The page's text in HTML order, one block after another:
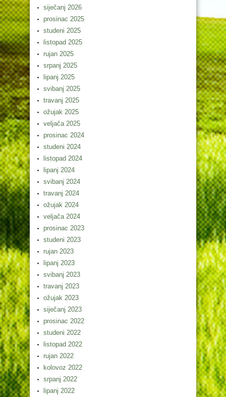
siječanj 2026
prosinac 2025
studeni 2025
listopad 2025
rujan 2025
srpanj 2025
lipanj 2025
svibanj 2025
travanj 2025
ožujak 2025
veljača 2025
prosinac 2024
studeni 2024
listopad 2024
lipanj 2024
svibanj 2024
travanj 2024
ožujak 2024
veljača 2024
prosinac 2023
studeni 2023
rujan 2023
lipanj 2023
svibanj 2023
travanj 2023
ožujak 2023
siječanj 2023
prosinac 2022
studeni 2022
listopad 2022
rujan 2022
kolovoz 2022
srpanj 2022
lipanj 2022